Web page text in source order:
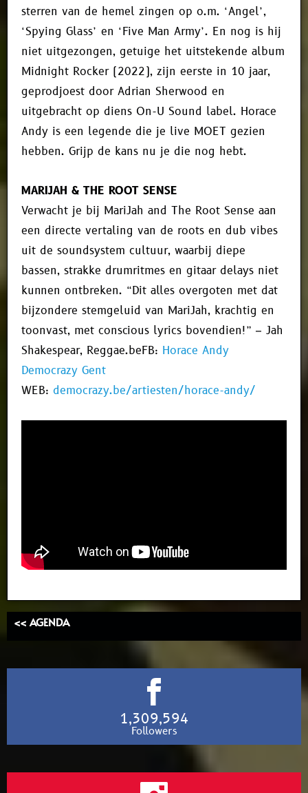
sterren van de hemel zingen op o.m. ‘Angel’,
‘Spying Glass’ en ‘Five Man Army’. En nog is hij
niet uitgezongen, getuige het uitstekende album
Midnight Rocker (2022), zijn eerste in 10 jaar,
geprodjoest door Adrian Sherwood en
uitgebracht op diens On-U Sound label. Horace
Andy is een legende die je live MOET gezien
hebben. Grijp de kans nu je die nog hebt.
MARIJAH & THE ROOT SENSE
Verwacht je bij MariJah and The Root Sense aan
een directe vertaling van de roots en dub vibes
uit de soundsystem cultuur, waarbij diepe
bassen, strakke drumritmes en gitaar delays niet
kunnen ontbreken. “Dit alles overgoten met dat
bijzondere stemgeluid van MariJah, krachtig en
toonvast, met conscious lyrics bovendien!” – Jah
Shakespear, Reggae.beFB: Horace Andy
Democrazy Gent
WEB: democrazy.be/artiesten/horace-andy/
<< AGENDA
1,309,594
Followers